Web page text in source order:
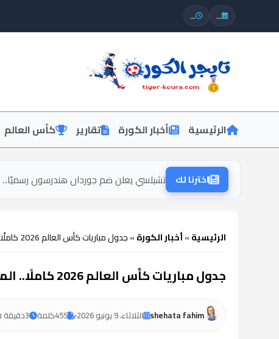
...
...
الرئيسية أخبار الكورة تقارير كأس العالم
اخترنا لك تشيلسي يعلن ضم جوردان هندرسون رسميًا..
الرئيسية»أخبار الكورة»جدول مباريات كأس العالم 2026 كاملًا.. المواعيد الرسمية من الافتتاح حتى النهائي
جدول مباريات كأس العالم 2026 كاملًا.. المواعيد الرسمية من الافتتاح حتى النهائي
shehata fahim الثلاثاء، 9 يونيو 2026 455كلمة 3دقيقة